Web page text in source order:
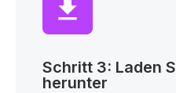
Schritt 3: Laden
herunter